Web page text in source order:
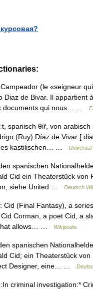
(le «seigneur
Diaz de Bivar. Il appartient
documents qui nous… …
spanisch θiȓ, von arabisch
(Ruy) Díaz de Vivar [
kastilischen… …
spanischen
Cid ein Theaterstück von
siehe United …
Deutsch
(Final Fantasy), a
Corman, a poet Cid, a
that allows… …
Wikipedia
spanischen
Cid; ein Theaterstück
Designer, eine… …
criminal investigation:*